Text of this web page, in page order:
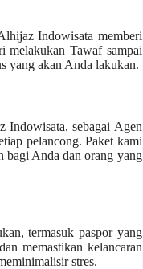
Indowisata memberi
melakukan Tawaf sampai
yang akan Anda lakukan.
Indowisata, sebagai Agen
pelancong. Paket kami
bagi Anda dan orang yang
termasuk paspor yang
memastikan kelancaran
stres.